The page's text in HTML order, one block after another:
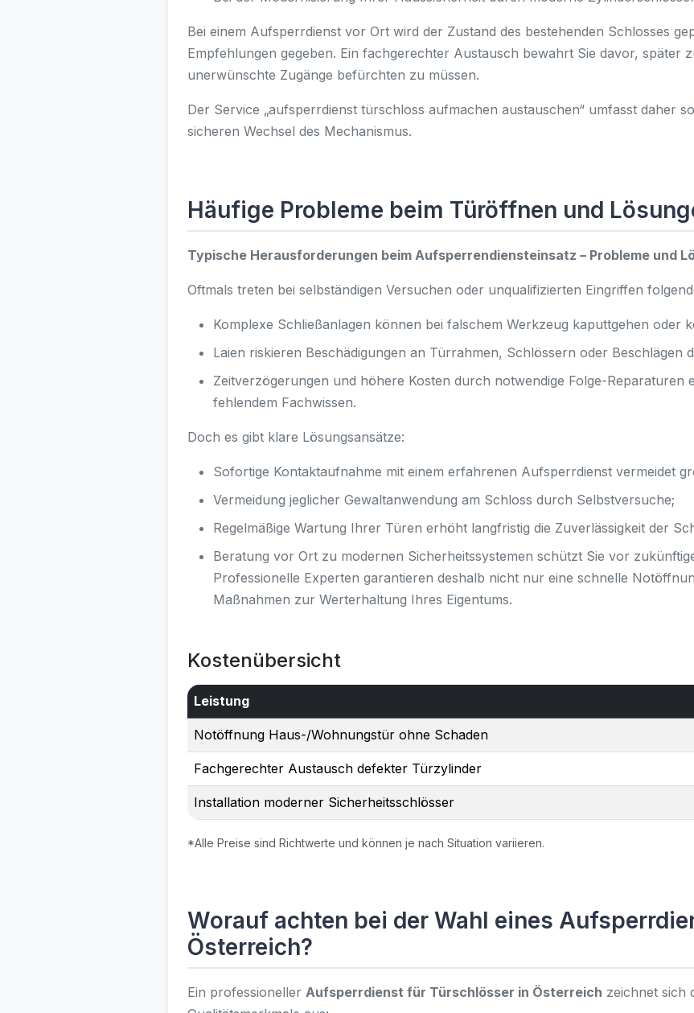
Bei einem Aufsperrdienst vor Ort wird der Zustand des bestehenden Schlosses
Empfehlungen gegeben. Ein fachgerechter Austausch bewahrt Sie davor, später
unerwünschte Zugänge befürchten zu müssen.
Der Service „aufsperrdienst türschloss aufmachen austauschen“ umfasst daher
sicheren Wechsel des Mechanismus.
Häufige Probleme beim Türöffnen und
Typische Herausforderungen beim Aufsperrendiensteinsatz – Probleme und
Oftmals treten bei selbständigen Versuchen oder unqualifizierten Eingriffen
Komplexe Schließanlagen können bei falschem Werkzeug kaputtgehen oder
Laien riskieren Beschädigungen an Türrahmen, Schlössern oder Beschlägen
Zeitverzögerungen und höhere Kosten durch notwendige Folge-Reparaturen
fehlendem Fachwissen.
Doch es gibt klare Lösungsansätze:
Sofortige Kontaktaufnahme mit einem erfahrenen Aufsperrdienst vermeidet
Vermeidung jeglicher Gewaltanwendung am Schloss durch Selbstversuche;
Regelmäßige Wartung Ihrer Türen erhöht langfristig die Zuverlässigkeit der
Beratung vor Ort zu modernen Sicherheitssystemen schützt Sie vor
Professionelle Experten garantieren deshalb nicht nur eine schnelle
Maßnahmen zur Werterhaltung Ihres Eigentums.
Kostenübersicht
Leistung
Notöffnung Haus-/Wohnungstür ohne Schaden
Fachgerechter Austausch defekter Türzylinder
Installation moderner Sicherheitsschlösser
*Alle Preise sind Richtwerte und können je nach Situation variieren.
Worauf achten bei der Wahl eines
Österreich?
Ein professioneller Aufsperrdienst für Türschlösser in Österreich zeichnet sich